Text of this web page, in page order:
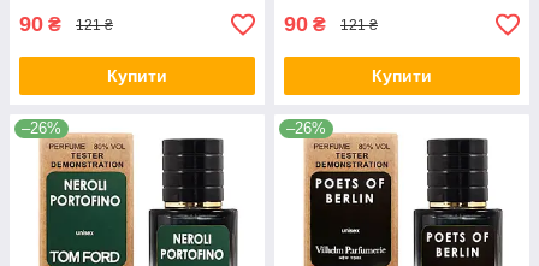
90 ₴ 121 ₴
Купити
90 ₴ 121 ₴
Купити
–26% –26%